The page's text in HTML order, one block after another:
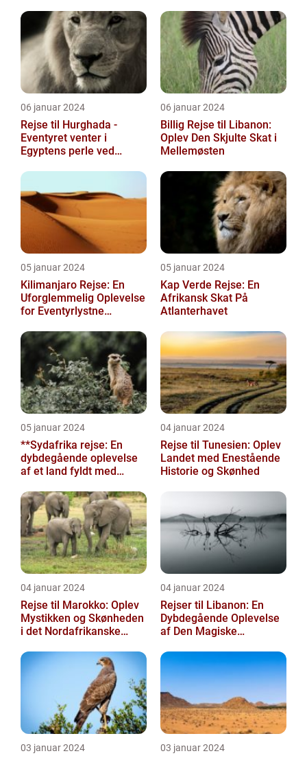
06 januar 2024
Rejse til Hurghada -
Eventyret venter i
Egyptens perle ved
06 januar 2024
Billig Rejse til Libanon:
Oplev Den Skjulte Skat i
Mellemøsten
05 januar 2024
Kilimanjaro Rejse: En
Uforglemmelig Oplevelse
for Eventyrlystne
05 januar 2024
Kap Verde Rejse: En
Afrikansk Skat På
Atlanterhavet
05 januar 2024
**Sydafrika rejse: En
dybdegående oplevelse
af et land fyldt med
04 januar 2024
Rejse til Tunesien: Oplev
Landet med Enestående
Historie og Skønhed
04 januar 2024
Rejse til Marokko: Oplev
Mystikken og Skønheden
i det Nordafrikanske
04 januar 2024
Rejser til Libanon: En
Dybdegående Oplevelse
af Den Magiske
Destination
03 januar 2024 03 januar 2024